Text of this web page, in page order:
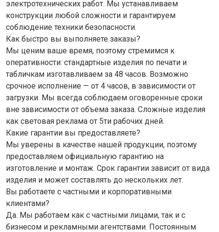
электротехнических работ. Мы устанавливаем
конструкции любой сложности и гарантируем
соблюдение техники безопасности.
Как быстро вы выполняете заказы?
Мы ценим ваше время, поэтому стремимся к
оперативности: стандартные изделия по печати и
табличкам изготавливаем за 48 часов. Возможно
срочное исполнение — от 4 часов, в зависимости от
загрузки. Мы всегда соблюдаем оговоренные сроки
вне зависимости от объема заказа. Сложные изделия
как световая реклама от 5ти рабочих дней.
Какие гарантии вы предоставляете?
Мы уверены в качестве нашей продукции, поэтому
предоставляем официальную гарантию на
изготовление и монтаж. Срок гарантии зависит от вида
изделия и может составлять до нескольких лет.
Вы работаете с частными и корпоративными
клиентами?
Да. Мы работаем как с частными лицами, так и с
бизнесом и рекламными агентствами. Постоянным